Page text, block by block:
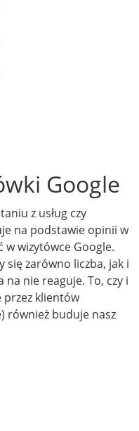
Google
z usług czy
na podstawie opinii w
w wizytówce Google.
się zarówno liczba, jak i
nie reaguje. To, czy i
przez klientów
również buduje nasz